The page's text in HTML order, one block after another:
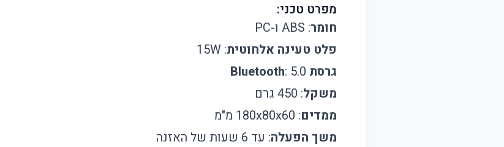
מפרט טכני:
חומר: ABS ו-PC
פלט טעינה אלחוטית: 15W
גרסת Bluetooth : 5.0
משקל: 450 גרם
ממדים: 180x80x60 מ"מ
משך הפעלה: עד 6 שעות של האזנה